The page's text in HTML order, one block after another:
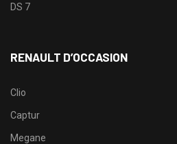
DS 7
RENAULT D’OCCASION
Clio
Captur
Megane